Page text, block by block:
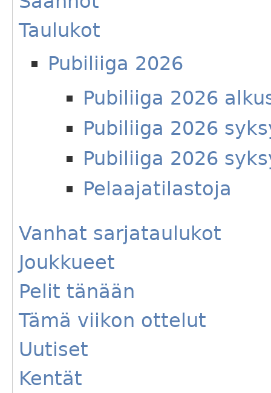
Taulukot
Pubiliiga 2026
Pubiliiga 2026
Pubiliiga 2026
Pubiliiga 2026
Pelaajatilastoja
Vanhat sarjataulukot
Joukkueet
Pelit tänään
Tämä viikon ottelut
Uutiset
Kentät